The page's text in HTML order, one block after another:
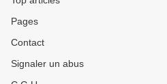
Pages
Contact
Signaler un abus